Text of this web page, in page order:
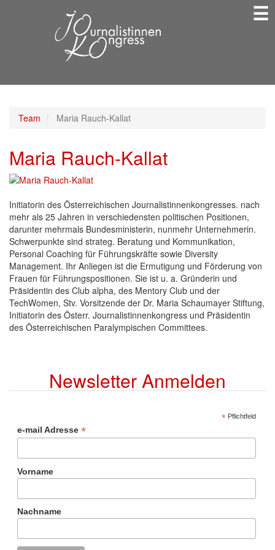
☰
Team Maria Rauch-Kallat
Maria Rauch-Kallat
Initiatorin des Österreichischen Journalistinnenkongresses. nach
mehr als 25 Jahren in verschiedensten politischen Positionen,
darunter mehrmals Bundesministerin, nunmehr Unternehmerin.
Schwerpunkte sind strateg. Beratung und Kommunikation,
Personal Coaching für Führungskräfte sowie Diversity
Management. Ihr Anliegen ist die Ermutigung und Förderung von
Frauen für Führungspositionen. Sie ist u. a. Gründerin und
Präsidentin des Club alpha, des Mentory Club und der
TechWomen, Stv. Vorsitzende der Dr. Maria Schaumayer Stiftung,
Initiatorin des Österr. Journalistinnenkongress und Präsidentin
des Österreichischen Paralympischen Committees.
Newsletter Anmelden
*Pflichtfeld
e-mail Adresse *
Vorname
Nachname